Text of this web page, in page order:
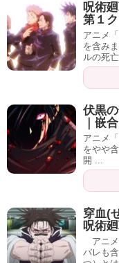
呪術
第１
アニメ
を含み
ルの死
伏黒
｜嵌
アニメ
をやや
開 ...
穿血(
呪術
アニメ
バレも